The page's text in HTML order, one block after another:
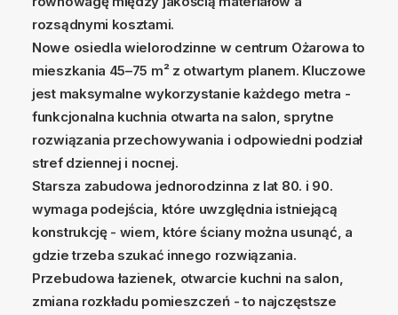
rozsądnymi kosztami.
Nowe osiedla wielorodzinne w centrum Ożarowa to
mieszkania 45–75 m² z otwartym planem. Kluczowe
jest maksymalne wykorzystanie każdego metra -
funkcjonalna kuchnia otwarta na salon, sprytne
rozwiązania przechowywania i odpowiedni podział
stref dziennej i nocnej.
Starsza zabudowa jednorodzinna z lat 80. i 90.
wymaga podejścia, które uwzględnia istniejącą
konstrukcję - wiem, które ściany można usunąć, a
gdzie trzeba szukać innego rozwiązania.
Przebudowa łazienek, otwarcie kuchni na salon,
zmiana rozkładu pomieszczeń - to najczęstsze